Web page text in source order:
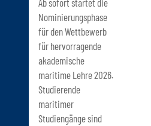
Ab sofort startet die
Nominierungsphase
für den Wettbewerb
für hervorragende
akademische
maritime Lehre 2026.
Studierende
maritimer
Studiengänge sind